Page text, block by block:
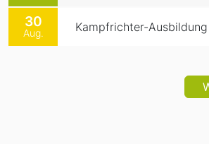
30
Aug. Kampfrichter-